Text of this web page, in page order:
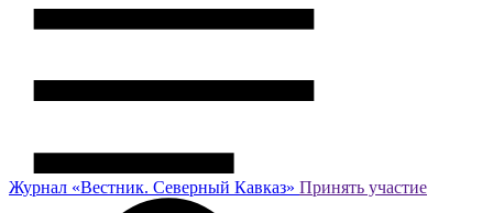
Журнал «Вестник. Северный Кавказ» Принять участие